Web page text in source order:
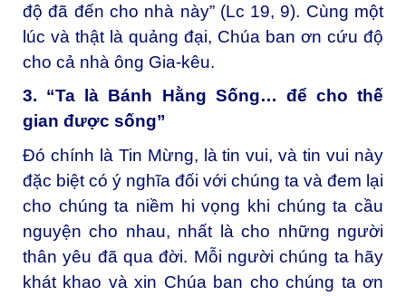
độ đã đến cho nhà này” (Lc 19, 9). Cùng một
lúc và thật là quảng đại, Chúa ban ơn cứu độ
cho cả nhà ông Gia-kêu.
3. “Ta là Bánh Hằng Sống… để cho thế
gian được sống”
Đó chính là Tin Mừng, là tin vui, và tin vui này
đặc biệt có ý nghĩa đối với chúng ta và đem lại
cho chúng ta niềm hi vọng khi chúng ta cầu
nguyện cho nhau, nhất là cho những người
thân yêu đã qua đời. Mỗi người chúng ta hãy
khát khao và xin Chúa ban cho chúng ta ơn